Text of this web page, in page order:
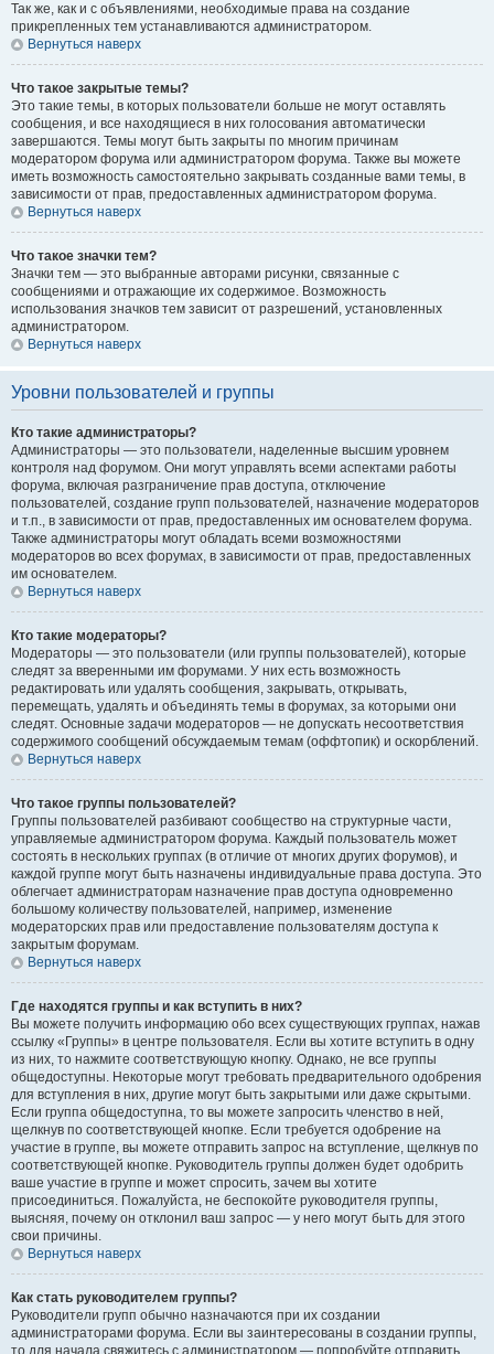
Так же, как и с объявлениями, необходимые права на создание
прикрепленных тем устанавливаются администратором.
Вернуться наверх
Что такое закрытые темы?
Это такие темы, в которых пользователи больше не могут оставлять
сообщения, и все находящиеся в них голосования автоматически
завершаются. Темы могут быть закрыты по многим причинам
модератором форума или администратором форума. Также вы можете
иметь возможность самостоятельно закрывать созданные вами темы, в
зависимости от прав, предоставленных администратором форума.
Вернуться наверх
Что такое значки тем?
Значки тем — это выбранные авторами рисунки, связанные с
сообщениями и отражающие их содержимое. Возможность
использования значков тем зависит от разрешений, установленных
администратором.
Вернуться наверх
Уровни пользователей и группы
Кто такие администраторы?
Администраторы — это пользователи, наделенные высшим уровнем
контроля над форумом. Они могут управлять всеми аспектами работы
форума, включая разграничение прав доступа, отключение
пользователей, создание групп пользователей, назначение модераторов
и т.п., в зависимости от прав, предоставленных им основателем форума.
Также администраторы могут обладать всеми возможностями
модераторов во всех форумах, в зависимости от прав, предоставленных
им основателем.
Вернуться наверх
Кто такие модераторы?
Модераторы — это пользователи (или группы пользователей), которые
следят за вверенными им форумами. У них есть возможность
редактировать или удалять сообщения, закрывать, открывать,
перемещать, удалять и объединять темы в форумах, за которыми они
следят. Основные задачи модераторов — не допускать несоответствия
содержимого сообщений обсуждаемым темам (оффтопик) и оскорблений.
Вернуться наверх
Что такое группы пользователей?
Группы пользователей разбивают сообщество на структурные части,
управляемые администратором форума. Каждый пользователь может
состоять в нескольких группах (в отличие от многих других форумов), и
каждой группе могут быть назначены индивидуальные права доступа. Это
облегчает администраторам назначение прав доступа одновременно
большому количеству пользователей, например, изменение
модераторских прав или предоставление пользователям доступа к
закрытым форумам.
Вернуться наверх
Где находятся группы и как вступить в них?
Вы можете получить информацию обо всех существующих группах, нажав
ссылку «Группы» в центре пользователя. Если вы хотите вступить в одну
из них, то нажмите соответствующую кнопку. Однако, не все группы
общедоступны. Некоторые могут требовать предварительного одобрения
для вступления в них, другие могут быть закрытыми или даже скрытыми.
Если группа общедоступна, то вы можете запросить членство в ней,
щелкнув по соответствующей кнопке. Если требуется одобрение на
участие в группе, вы можете отправить запрос на вступление, щелкнув по
соответствующей кнопке. Руководитель группы должен будет одобрить
ваше участие в группе и может спросить, зачем вы хотите
присоединиться. Пожалуйста, не беспокойте руководителя группы,
выясняя, почему он отклонил ваш запрос — у него могут быть для этого
свои причины.
Вернуться наверх
Как стать руководителем группы?
Руководители групп обычно назначаются при их создании
администраторами форума. Если вы заинтересованы в создании группы,
то для начала свяжитесь с администратором — попробуйте отправить